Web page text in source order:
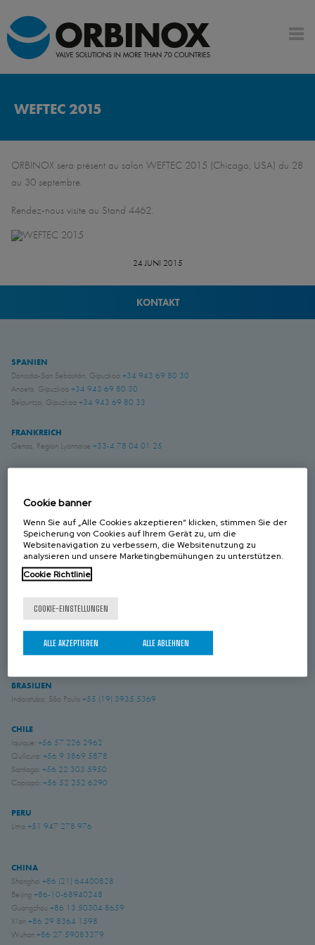
WEFTEC 2015
ORBINOX sera présent au salon WEFTEC 2015 (Chicago, USA) du 28
au 30 septembre.
Rendez-nous visite au Stand 4462.
24 JUNI 2015
KONTAKT
SPANIEN
Donostia-San Sebastián, Gipuzkoa +34 943 69 80 30
Anoeta, Gipuzkoa +34 943 69 80 30
Belauntza, Gipuzkoa +34 943 69 80 33
FRANKREICH
Genas, Region Lyonnaise +33-4 78 04 01 25
GROSS BRITANIEN
Chichester, West Sussex+44 (0) 1243 810240
Eastwood, Nottingham+44 (0) 115 9324046
Laval, Quebec+1 450 622 8775
USA
Amory, Mississippi+1 662 256 2227
BRASILIEN
Indaiatuba, São Paulo +55 (19) 3935 5369
CHILE
Iquique: +56 57 226 2962
Quilicura: +56 9 3869 5878
Santiago: +56 22 303 5950
Copiapó: +56 52 252 6290
PERU
Lima +51 947 278 976
CHINA
Shanghai +86 (21) 64400828
Beijing +86-10-68940248
Guangzhou +86 13 50304 8659
Xi'an +86 29 8364 1598
Wuhan +86 27 59083379
Cookie banner
Wenn Sie auf „Alle Cookies akzeptieren“ klicken, stimmen Sie der
Speicherung von Cookies auf Ihrem Gerät zu, um die
Websitenavigation zu verbessern, die Websitenutzung zu
analysieren und unsere Marketingbemühungen zu unterstützen.
Cookie Richtlinie
COOKIE-EINSTELLUNGEN
ALLE ABLEHNEN
ALLE AKZEPTIEREN